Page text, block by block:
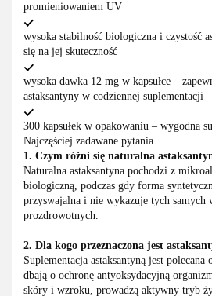
promieniowaniem UV
wysoka stabilność biologiczna i czystość
się na jej skuteczność
wysoka dawka 12 mg w kapsułce –
astaksantyny w codziennej suplementacji
300 kapsułek w opakowaniu – wygodna
Najczęściej zadawane pytania
1. Czym różni się naturalna
Naturalna astaksantyna pochodzi z
biologiczną, podczas gdy forma
przyswajalna i nie wykazuje tych samych
prozdrowotnych.
2. Dla kogo przeznaczona jest
Suplementacja astaksantyną jest polecana
dbają o ochronę antyoksydacyjną
skóry i wzroku, prowadzą aktywny tryb